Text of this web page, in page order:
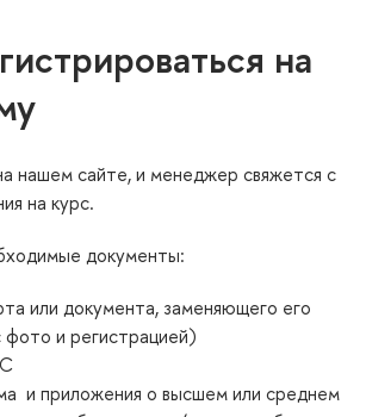
на
нашем сайте, и менеджер свяжется с
на курс.
документы:
или документа, заменяющего его
и регистрацией)
и приложения о высшем или среднем